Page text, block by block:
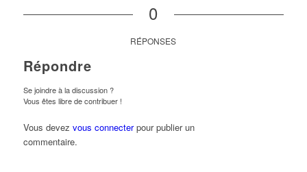
0
RÉPONSES
Répondre
Se joindre à la discussion ?
Vous êtes libre de contribuer !
Vous devez vous connecterpour publier un
commentaire.